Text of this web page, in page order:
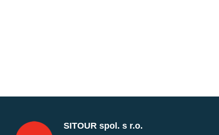
SITOUR spol. s r.o.